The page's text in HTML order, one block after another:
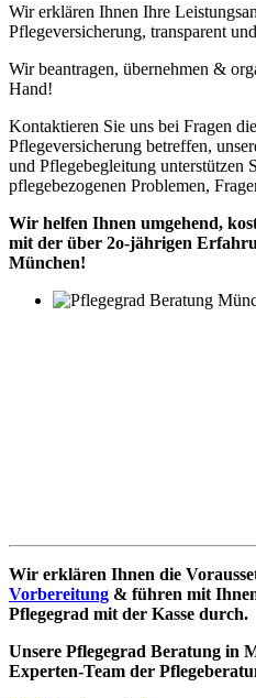
Wir erklären Ihnen Ihre
Pflegeversicherung, transparent
Wir beantragen, übernehmen &
Hand!
Kontaktieren Sie uns bei Fragen
Pflegeversicherung betreffen,
und Pflegebegleitung unterstützen
pflegebezogenen Problemen,
Wir helfen Ihnen umgehend,
mit der über 2o-jährigen
München!
Wir erklären Ihnen die
Vorbereitung & führen mit
Pflegegrad mit der Kasse durch.
Unsere Pflegegrad Beratung in
Experten-Team der